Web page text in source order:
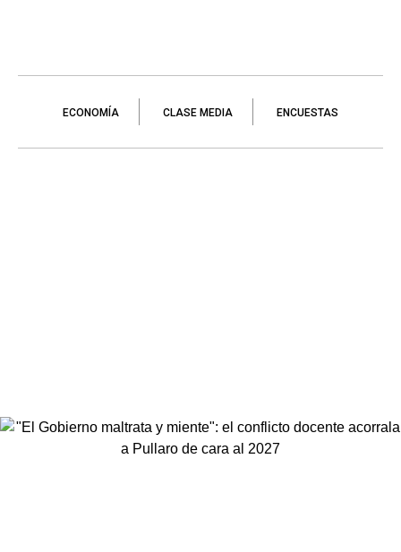
ECONOMÍA CLASE MEDIA ENCUESTAS